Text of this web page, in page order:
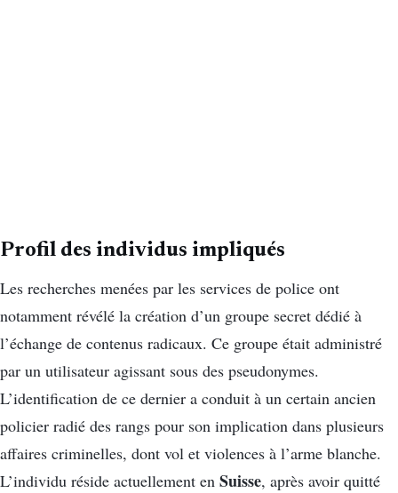
Profil des individus impliqués
Les recherches menées par les services de police ont
notamment révélé la création d’un groupe secret dédié à
l’échange de contenus radicaux. Ce groupe était administré
par un utilisateur agissant sous des pseudonymes.
L’identification de ce dernier a conduit à un certain ancien
policier radié des rangs pour son implication dans plusieurs
affaires criminelles, dont vol et violences à l’arme blanche.
L’individu réside actuellement en Suisse, après avoir quitté